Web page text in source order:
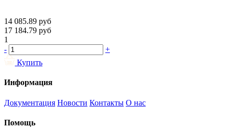
14 085.89 руб
17 184.79 руб
1
-
+
Купить
Информация
Документация Новости Контакты О нас
Помощь